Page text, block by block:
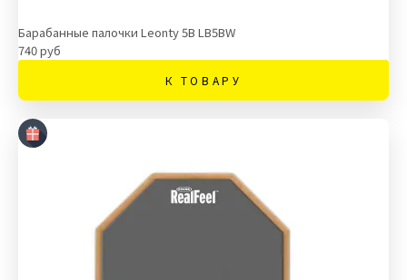
Барабанные палочки Leonty 5B LB5BW
740 руб
К ТОВАРУ